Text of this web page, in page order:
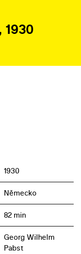
1930
Německo
82 min
Georg Wilhelm
Pabst